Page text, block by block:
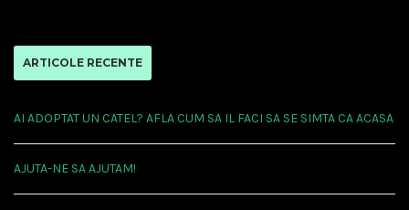
ARTICOLE RECENTE
AI ADOPTAT UN CATEL? AFLA CUM SA IL FACI SA SE SIMTA CA ACASA
AJUTA-NE SA AJUTAM!